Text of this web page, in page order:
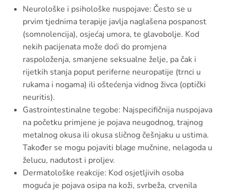
Neurološke i psihološke nuspojave: Često se u
prvim tjednima terapije javlja naglašena pospanost
(somnolencija), osjećaj umora, te glavobolje. Kod
nekih pacijenata može doći do promjena
raspoloženja, smanjene seksualne želje, pa čak i
rijetkih stanja poput periferne neuropatije (trnci u
rukama i nogama) ili oštećenja vidnog živca (optički
neuritis).
Gastrointestinalne tegobe: Najspecifičnija nuspojava
na početku primjene je pojava neugodnog, trajnog
metalnog okusa ili okusa sličnog češnjaku u ustima.
Također se mogu pojaviti blage mučnine, nelagoda u
želucu, nadutost i proljev.
Dermatološke reakcije: Kod osjetljivih osoba
moguća je pojava osipa na koži, svrbeža, crvenila